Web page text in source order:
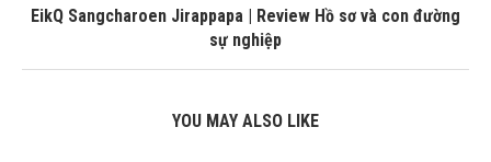
EikQ Sangcharoen Jirappapa | Review Hồ sơ và con đường
sự nghiệp
YOU MAY ALSO LIKE